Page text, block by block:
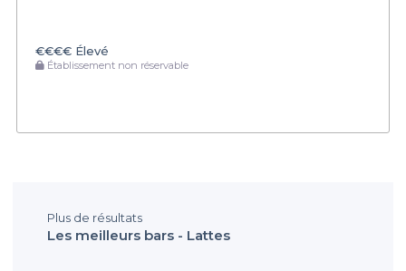
€€€€ Élevé
Établissement non réservable
Plus de résultats
Les meilleurs bars - Lattes